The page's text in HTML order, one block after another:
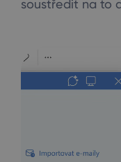
soustředit na to